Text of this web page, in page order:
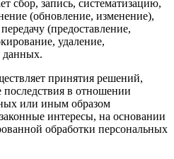
сбор, запись, систематизацию,
(обновление, изменение),
(предоставление,
удаление,
данных.
принятия решений,
в отношении
или иным образом
интересы, на основании
обработки персональных